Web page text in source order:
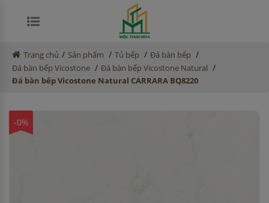
Trang chủ / Sản phẩm / Tủ bếp / Đá bàn bếp /
Đá bàn bếp Vicostone / Đá bàn bếp Vicostone Natural /
Đá bàn bếp Vicostone Natural CARRARA BQ8220
-0%